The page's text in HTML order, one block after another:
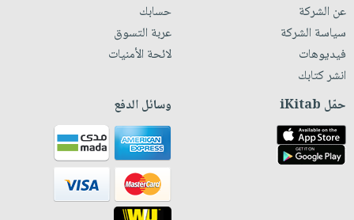
عن الشركة
سياسة الشركة
فيديوهات
انشر كتابك
حسابك
عربة التسوق
لائحة الأمنيات
حمّل iKitab وسائل الدفع